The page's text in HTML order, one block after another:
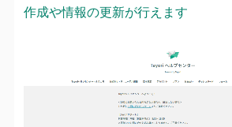
作成や情報の更新が行えます